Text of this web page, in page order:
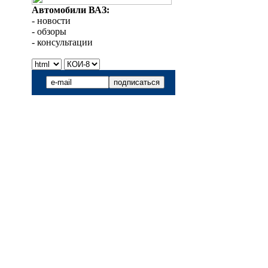
Автомобили ВАЗ:
- новости
- обзоры
- консультации